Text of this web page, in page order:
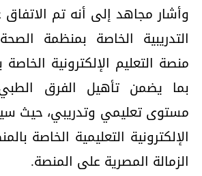
وأشار مجاهد إلى أنه تم
التدريبية الخاصة بمنظمة
منصة التعليم الإلكترونية الخاصة
بما يضمن تأهيل الفرق
مستوى تعليمي وتدريبي، حيث
الإلكترونية التعليمية الخاصة
الزمالة المصرية على المنصة.